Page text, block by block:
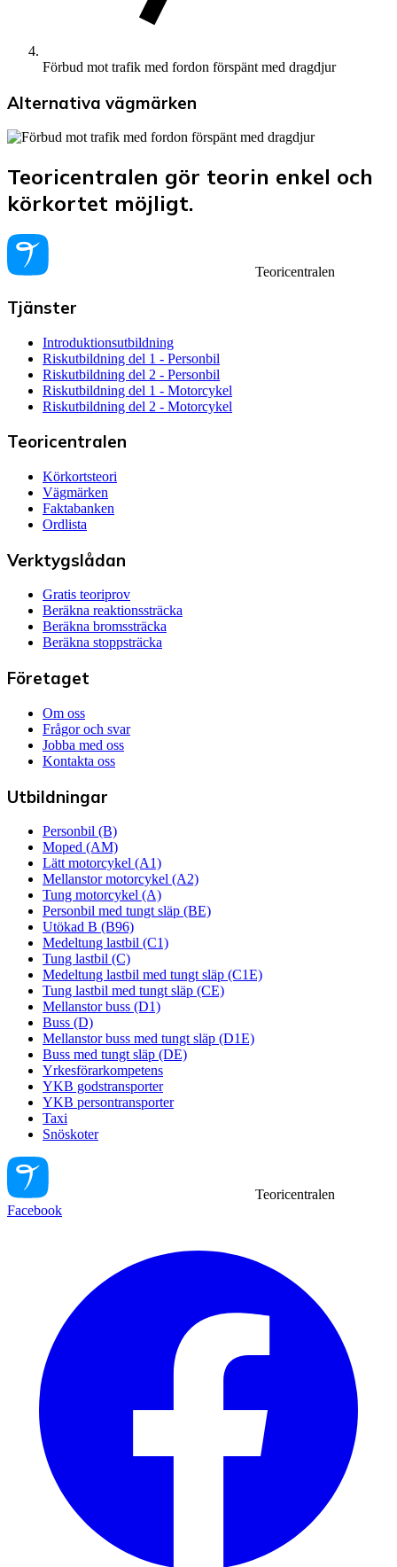
Förbud mot trafik med fordon förspänt med dragdjur
Alternativa vägmärken
Teoricentralen gör teorin enkel och
körkortet möjligt.
Teoricentralen
Tjänster
Introduktionsutbildning
Riskutbildning del 1 - Personbil
Riskutbildning del 2 - Personbil
Riskutbildning del 1 - Motorcykel
Riskutbildning del 2 - Motorcykel
Teoricentralen
Körkortsteori
Vägmärken
Faktabanken
Ordlista
Verktygslådan
Gratis teoriprov
Beräkna reaktionssträcka
Beräkna bromssträcka
Beräkna stoppsträcka
Företaget
Om oss
Frågor och svar
Jobba med oss
Kontakta oss
Utbildningar
Personbil (B)
Moped (AM)
Lätt motorcykel (A1)
Mellanstor motorcykel (A2)
Tung motorcykel (A)
Personbil med tungt släp (BE)
Utökad B (B96)
Medeltung lastbil (C1)
Tung lastbil (C)
Medeltung lastbil med tungt släp (C1E)
Tung lastbil med tungt släp (CE)
Mellanstor buss (D1)
Buss (D)
Mellanstor buss med tungt släp (D1E)
Buss med tungt släp (DE)
Yrkesförarkompetens
YKB godstransporter
YKB persontransporter
Taxi
Snöskoter
Teoricentralen
Facebook